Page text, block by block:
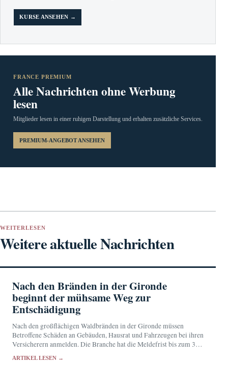
KURSE ANSEHEN →
FRANCE PREMIUM
Alle Nachrichten ohne Werbung
lesen
Mitglieder lesen in einer ruhigen Darstellung und erhalten zusätzliche Services.
PREMIUM-ANGEBOT ANSEHEN
WEITERLESEN
Weitere aktuelle Nachrichten
Nach den Bränden in der Gironde
beginnt der mühsame Weg zur
Entschädigung
Nach den großflächigen Waldbränden in der Gironde müssen
Betroffene Schäden an Gebäuden, Hausrat und Fahrzeugen bei ihren
Versicherern anmelden. Die Branche hat die Meldefrist bis zum 31.
ARTIKEL LESEN →